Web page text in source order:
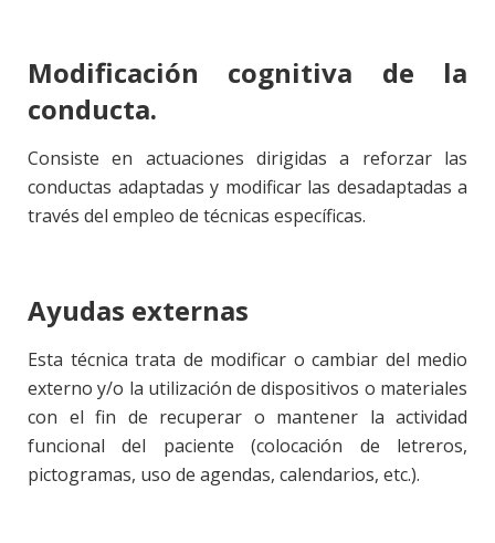
Modificación cognitiva de la
conducta.
Consiste en actuaciones dirigidas a reforzar las
conductas adaptadas y modificar las desadaptadas a
través del empleo de técnicas específicas.
Ayudas externas
Esta técnica trata de modificar o cambiar del medio
externo y/o la utilización de dispositivos o materiales
con el fin de recuperar o mantener la actividad
funcional del paciente (colocación de letreros,
pictogramas, uso de agendas, calendarios, etc.).